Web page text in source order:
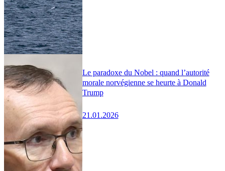
Le paradoxe du Nobel : quand l’autorité
morale norvégienne se heurte à Donald
Trump
21.01.2026